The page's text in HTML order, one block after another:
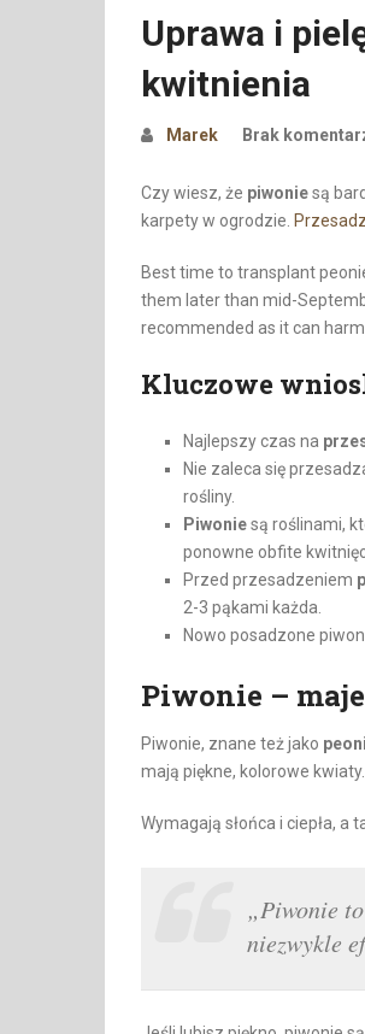
Uprawa i
kwitnienia
Marek Brak
Czy wiesz, że piwoniesą
karpety w ogrodzie.
Best time to transplant
them later than mid-
recommended as it can
Kluczowe
Najlepszy czas na
Nie zaleca się
rośliny.
Piwoniesą roślinami,
ponowne obfite
Przed przesadzeniem
2-3 pąkami każda.
Nowo posadzone
Piwonie –
Piwonie, znane też jako
mają piękne, kolorowe kwiaty.
Wymagają słońca i ciepła, a
„Piwonie
niezwykle